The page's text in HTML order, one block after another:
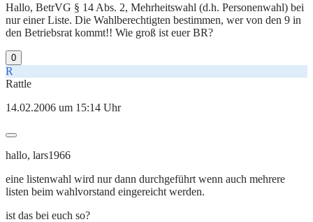
Hallo, BetrVG § 14 Abs. 2, Mehrheitswahl (d.h. Personenwahl) bei
nur einer Liste. Die Wahlberechtigten bestimmen, wer von den 9 in
den Betriebsrat kommt!! Wie groß ist euer BR?
0
R
Rattle
14.02.2006 um 15:14 Uhr
hallo, lars1966
eine listenwahl wird nur dann durchgeführt wenn auch mehrere
listen beim wahlvorstand eingereicht werden.
ist das bei euch so?